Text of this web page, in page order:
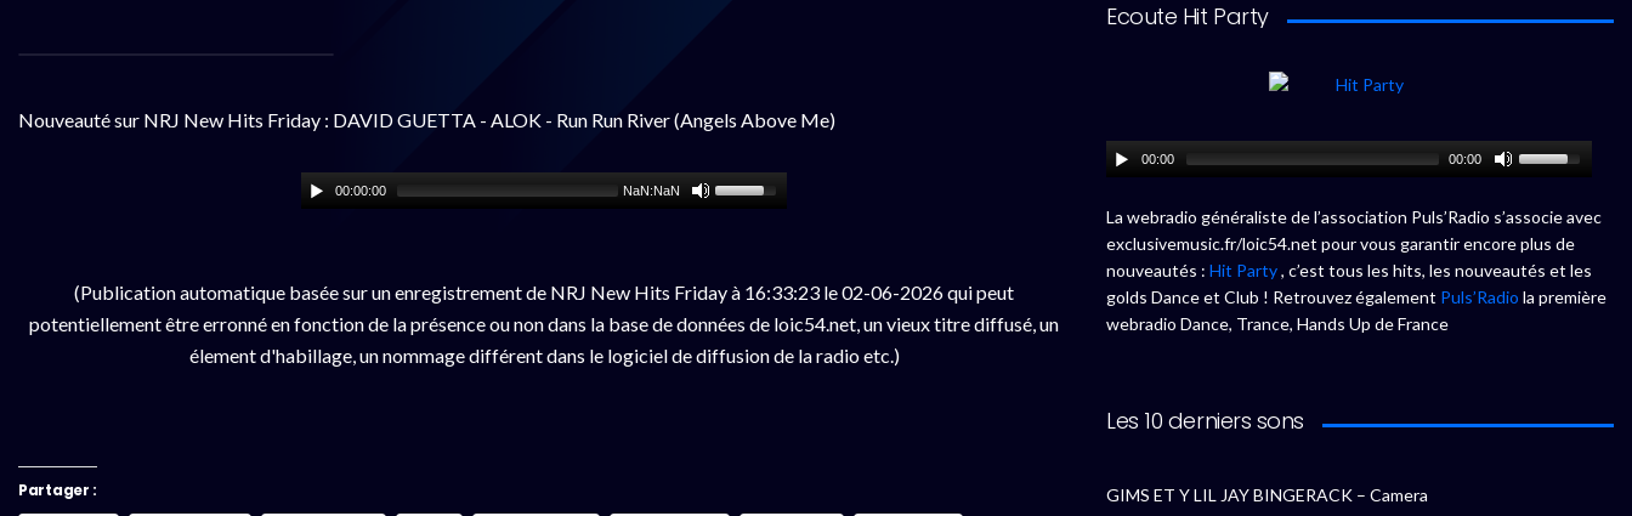
Nouveauté sur NRJ New Hits Friday : DAVID GUETTA - ALOK - Run Run River (Angels Above Me)
00:00:00 NaN:NaN
(Publication automatique basée sur un enregistrement de NRJ New Hits Friday à 16:33:23 le 02-06-2026 qui peut
potentiellement être erronné en fonction de la présence ou non dans la base de données de loic54.net, un vieux titre diffusé, un
élement d'habillage, un nommage différent dans le logiciel de diffusion de la radio etc.)
Partager :
Ecoute Hit Party
00:00 00:00
La webradio généraliste de l’association Puls’Radio s’associe avec
exclusivemusic.fr/loic54.net pour vous garantir encore plus de
nouveautés : Hit Party, c’est tous les hits, les nouveautés et les
golds Dance et Club ! Retrouvez également Puls’Radio la première
webradio Dance, Trance, Hands Up de France
Les 10 derniers sons
GIMS ET Y LIL JAY BINGERACK – Camera